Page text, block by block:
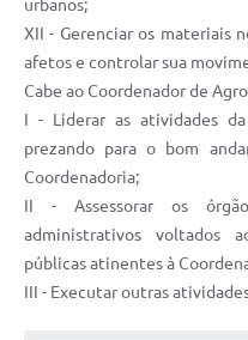
urbanos;
XII - Gerenciar os materiais
afetos e controlar sua
Cabe ao Coordenador de
I - Liderar as atividades
prezando para o bom
Coordenadoria;
II - Assessorar os
administrativos voltados
públicas atinentes à
III - Executar outras